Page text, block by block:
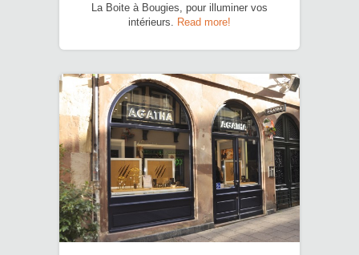
La Boite à Bougies, pour illuminer vos
intérieurs. Read more!